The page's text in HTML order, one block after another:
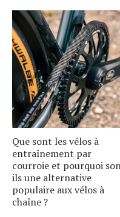
Que sont les vélos à
entraînement par
courroie et pourquoi
ils une alternative
populaire aux vélos à
chaîne ?